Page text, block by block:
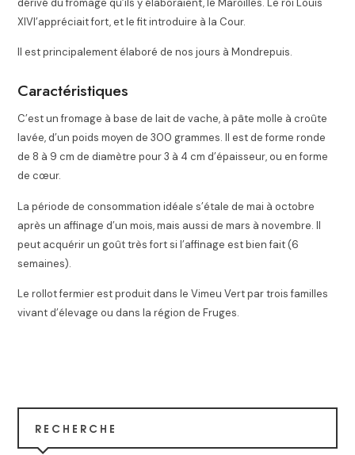
XIVl’appréciait fort, et le fit introduire à la Cour.
Il est principalement élaboré de nos jours à Mondrepuis.
Caractéristiques
C’est un fromage à base de lait de vache, à pâte molle à croûte
lavée, d’un poids moyen de 300 grammes. Il est de forme ronde
de 8 à 9 cm de diamètre pour 3 à 4 cm d’épaisseur, ou en forme
de cœur.
La période de consommation idéale s’étale de mai à octobre
après un affinage d’un mois, mais aussi de mars à novembre. Il
peut acquérir un goût très fort si l’affinage est bien fait (6
semaines).
Le rollot fermier est produit dans le Vimeu Vert par trois familles
vivant d’élevage ou dans la région de Fruges.
RECHERCHE